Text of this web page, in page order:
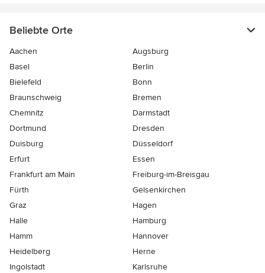
Beliebte Orte
Aachen
Augsburg
Basel
Berlin
Bielefeld
Bonn
Braunschweig
Bremen
Chemnitz
Darmstadt
Dortmund
Dresden
Duisburg
Düsseldorf
Erfurt
Essen
Frankfurt am Main
Freiburg-im-Breisgau
Fürth
Gelsenkirchen
Graz
Hagen
Halle
Hamburg
Hamm
Hannover
Heidelberg
Herne
Ingolstadt
Karlsruhe